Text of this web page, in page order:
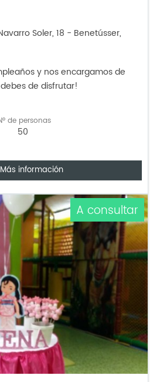
Soler, 18 - Benetússer,
y nos encargamos de
de disfrutar!
de personas
50
Más información
A consultar